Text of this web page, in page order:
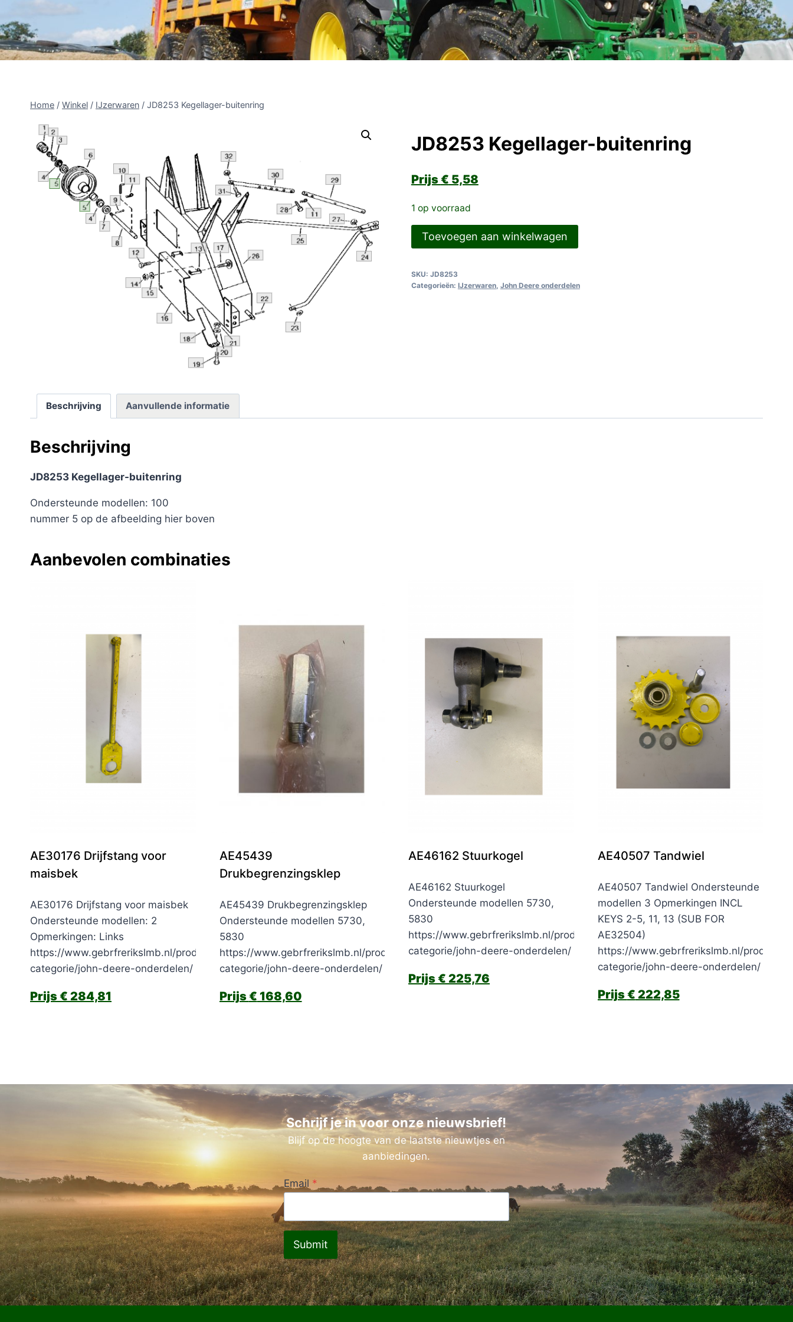
Home / Winkel / IJzerwaren / JD8253 Kegellager-buitenring
JD8253 Kegellager-buitenring
€ 5,58
1 op voorraad
JD8253
Kegellager-
aantal
Toevoegen aan winkelwagen
SKU: JD8253
Categorieën: IJzerwaren, John Deere onderdelen
Beschrijving Aanvullende informatie
Beschrijving
JD8253 Kegellager-buitenring
Ondersteunde modellen: 100
nummer 5 op de afbeelding hier boven
Aanbevolen combinaties
AE30176 Drijfstang voor
maisbek
AE30176 Drijfstang voor maisbek
Ondersteunde modellen: 2
Opmerkingen: Links
https://www.gebrfrerikslmb.nl/product-
categorie/john-deere-onderdelen/
€ 284,81
AE45439
Drukbegrenzingsklep
AE45439 Drukbegrenzingsklep
Ondersteunde modellen 5730,
5830
https://www.gebrfrerikslmb.nl/product-
categorie/john-deere-onderdelen/
€ 168,60
AE46162 Stuurkogel
AE46162 Stuurkogel
Ondersteunde modellen 5730,
5830
https://www.gebrfrerikslmb.nl/product-
categorie/john-deere-onderdelen/
€ 225,76
AE40507 Tandwiel
AE40507 Tandwiel Ondersteunde
modellen 3 Opmerkingen INCL
KEYS 2-5, 11, 13 (SUB FOR
AE32504)
https://www.gebrfrerikslmb.nl/product-
categorie/john-deere-onderdelen/
€ 222,85
Schrijf je in voor onze nieuwsbrief!
Blijf op de hoogte van de laatste nieuwtjes en
aanbiedingen.
Email *
Submit